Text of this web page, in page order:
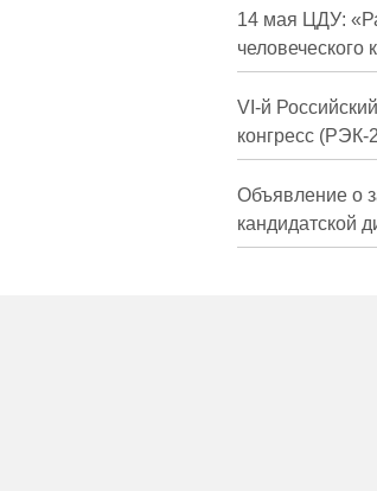
долгосрочной
14 мая ЦДУ:
человеческого
фактор
VI-й
конгресс (РЭК-
Объявление о
кандидатской
Трындиной